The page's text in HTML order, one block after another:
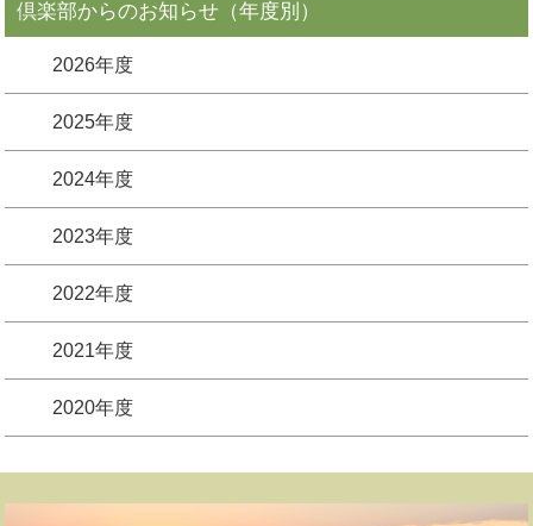
倶楽部からのお知らせ（年度別）
2026年度
2025年度
2024年度
2023年度
2022年度
2021年度
2020年度